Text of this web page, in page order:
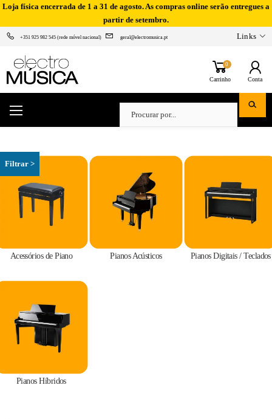
Loja física encerrada de 1 a 31 de agosto. As compras online serão entregues a
partir de setembro.
+351 925 982 545 (rede móvel nacional) geral@electromusica.pt Links
0
Carrinho Conta
Acessórios de Piano Pianos Acústicos Pianos Digitais / Teclados
Pianos Híbridos